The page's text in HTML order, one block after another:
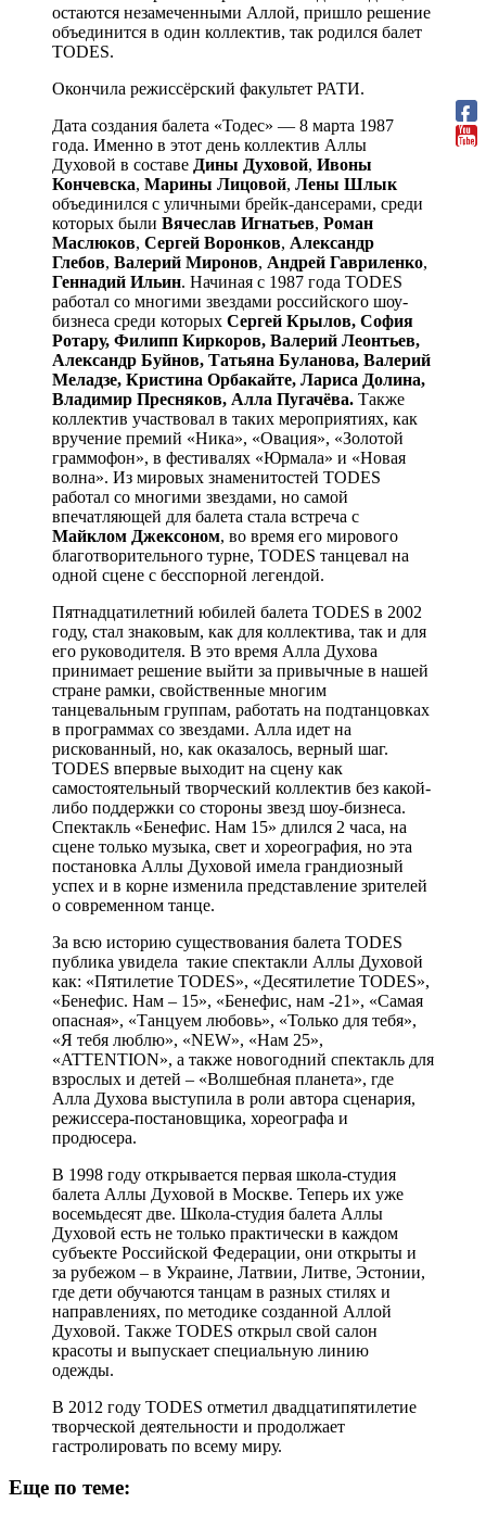
остаются незамеченными Аллой, пришло решение
объединится в один коллектив, так родился балет
TODES.
Окончила режиссёрский факультет РАТИ.
Дата создания балета «Тодес» — 8 марта 1987
года. Именно в этот день коллектив Аллы
Духовой в составе Дины Духовой, Ивоны
Кончевска, Марины Лицовой, Лены Шлык
объединился с уличными брейк-дансерами, среди
которых были Вячеслав Игнатьев, Роман
Маслюков, Сергей Воронков, Александр
Глебов, Валерий Миронов, Андрей Гавриленко,
Геннадий Ильин. Начиная с 1987 года ТODES
работал со многими звездами российского шоу-
бизнеса среди которых Сергей Крылов, София
Ротару, Филипп Киркоров, Валерий Леонтьев,
Александр Буйнов, Татьяна Буланова, Валерий
Меладзе, Кристина Орбакайте, Лариса Долина,
Владимир Пресняков, Алла Пугачёва. Также
коллектив участвовал в таких мероприятиях, как
вручение премий «Ника», «Овация», «Золотой
граммофон», в фестивалях «Юрмала» и «Новая
волна». Из мировых знаменитостей TODES
работал со многими звездами, но самой
впечатляющей для балета стала встреча с
Майклом Джексоном, во время его мирового
благотворительного турне, TODES танцевал на
одной сцене с бесспорной легендой.
Пятнадцатилетний юбилей балета TODES в 2002
году, стал знаковым, как для коллектива, так и для
его руководителя. В это время Алла Духова
принимает решение выйти за привычные в нашей
стране рамки, свойственные многим
танцевальным группам, работать на подтанцовках
в программах со звездами. Алла идет на
рискованный, но, как оказалось, верный шаг.
TODES впервые выходит на сцену как
самостоятельный творческий коллектив без какой-
либо поддержки со стороны звезд шоу-бизнеса.
Спектакль «Бенефис. Нам 15» длился 2 часа, на
сцене только музыка, свет и хореография, но эта
постановка Аллы Духовой имела грандиозный
успех и в корне изменила представление зрителей
о современном танце.
За всю историю существования балета TODES
публика увидела такие спектакли Аллы Духовой
как: «Пятилетие TODES», «Десятилетие TODES»,
«Бенефис. Нам – 15», «Бенефис, нам -21», «Самая
опасная», «Танцуем любовь», «Только для тебя»,
«Я тебя люблю», «NEW», «Нам 25»,
«ATTENTION», а также новогодний спектакль для
взрослых и детей – «Волшебная планета», где
Алла Духова выступила в роли автора сценария,
режиссера-постановщика, хореографа и
продюсера.
В 1998 году открывается первая школа-студия
балета Аллы Духовой в Москве. Теперь их уже
восемьдесят две. Школа-студия балета Аллы
Духовой есть не только практически в каждом
субъекте Российской Федерации, они открыты и
за рубежом – в Украине, Латвии, Литве, Эстонии,
где дети обучаются танцам в разных стилях и
направлениях, по методике созданной Аллой
Духовой. Также TODES открыл свой салон
красоты и выпускает специальную линию
одежды.
В 2012 году TODES отметил двадцатипятилетие
творческой деятельности и продолжает
гастролировать по всему миру.
Еще по теме: